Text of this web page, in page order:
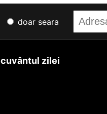
doar seara
cuvântul zilei